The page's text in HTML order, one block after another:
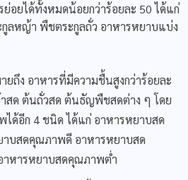
อยได้ทั้งหมดน้อยกว่าร้อยละ 50 ได้แก่
ลหญ้า พืชตระกูลถั่ว อาหารหยาบแบ่ง
ยถึง อาหารที่มีความชื้นสูงกว่าร้อยละ
สด ต้นถั่วสด ต้นธัญพืชสดต่าง ๆ โดย
ด้อีก 4 ชนิด ได้แก่ อาหารหยาบสด
บสดคุณภาพดี อาหารหยาบสด
หารหยาบสดคุณภาพต่ำ